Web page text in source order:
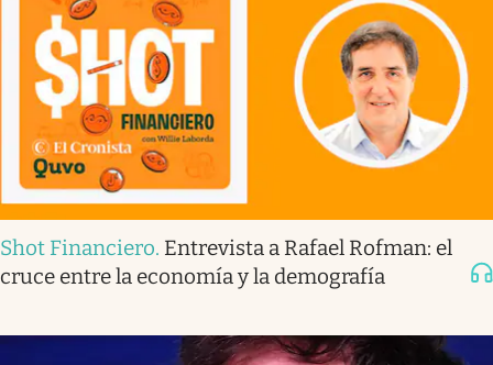
Shot Financiero. Entrevista a Rafael Rofman: el
cruce entre la economía y la demografía